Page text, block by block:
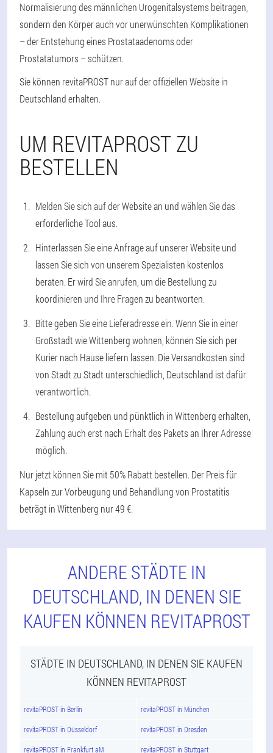
Normalisierung des männlichen Urogenitalsystems beitragen,
sondern den Körper auch vor unerwünschten Komplikationen
– der Entstehung eines Prostataadenoms oder
Prostatatumors – schützen.
Sie können revitaPROST nur auf der offiziellen Website in
Deutschland erhalten.
UM REVITAPROST ZU
BESTELLEN
Melden Sie sich auf der Website an und wählen Sie das
erforderliche Tool aus.
Hinterlassen Sie eine Anfrage auf unserer Website und
lassen Sie sich von unserem Spezialisten kostenlos
beraten. Er wird Sie anrufen, um die Bestellung zu
koordinieren und Ihre Fragen zu beantworten.
Bitte geben Sie eine Lieferadresse ein. Wenn Sie in einer
Großstadt wie Wittenberg wohnen, können Sie sich per
Kurier nach Hause liefern lassen. Die Versandkosten sind
von Stadt zu Stadt unterschiedlich, Deutschland ist dafür
verantwortlich.
Bestellung aufgeben und pünktlich in Wittenberg erhalten,
Zahlung auch erst nach Erhalt des Pakets an Ihrer Adresse
möglich.
Nur jetzt können Sie mit 50% Rabatt bestellen. Der Preis für
Kapseln zur Vorbeugung und Behandlung von Prostatitis
beträgt in Wittenberg nur 49 €.
ANDERE STÄDTE IN
DEUTSCHLAND, IN DENEN SIE
KAUFEN KÖNNEN REVITAPROST
STÄDTE IN DEUTSCHLAND, IN DENEN SIE KAUFEN
KÖNNEN REVITAPROST
revitaPROST in Berlin revitaPROST in München
revitaPROST in Düsseldorf revitaPROST in Dresden
revitaPROST in Frankfurt aM revitaPROST in Stuttgart